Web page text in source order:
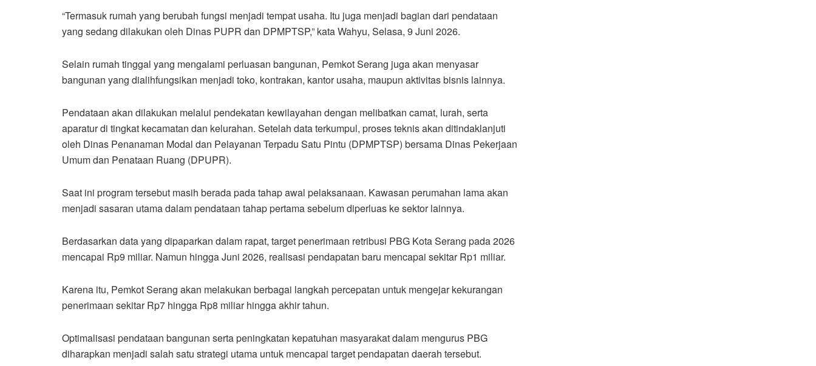
“Termasuk rumah yang berubah fungsi menjadi tempat usaha. Itu juga menjadi bagian dari pendataan
yang sedang dilakukan oleh Dinas PUPR dan DPMPTSP,” kata Wahyu, Selasa, 9 Juni 2026.
Selain rumah tinggal yang mengalami perluasan bangunan, Pemkot Serang juga akan menyasar
bangunan yang dialihfungsikan menjadi toko, kontrakan, kantor usaha, maupun aktivitas bisnis lainnya.
Pendataan akan dilakukan melalui pendekatan kewilayahan dengan melibatkan camat, lurah, serta
aparatur di tingkat kecamatan dan kelurahan. Setelah data terkumpul, proses teknis akan ditindaklanjuti
oleh Dinas Penanaman Modal dan Pelayanan Terpadu Satu Pintu (DPMPTSP) bersama Dinas Pekerjaan
Umum dan Penataan Ruang (DPUPR).
Saat ini program tersebut masih berada pada tahap awal pelaksanaan. Kawasan perumahan lama akan
menjadi sasaran utama dalam pendataan tahap pertama sebelum diperluas ke sektor lainnya.
Berdasarkan data yang dipaparkan dalam rapat, target penerimaan retribusi PBG Kota Serang pada 2026
mencapai Rp9 miliar. Namun hingga Juni 2026, realisasi pendapatan baru mencapai sekitar Rp1 miliar.
Karena itu, Pemkot Serang akan melakukan berbagai langkah percepatan untuk mengejar kekurangan
penerimaan sekitar Rp7 hingga Rp8 miliar hingga akhir tahun.
Optimalisasi pendataan bangunan serta peningkatan kepatuhan masyarakat dalam mengurus PBG
diharapkan menjadi salah satu strategi utama untuk mencapai target pendapatan daerah tersebut.